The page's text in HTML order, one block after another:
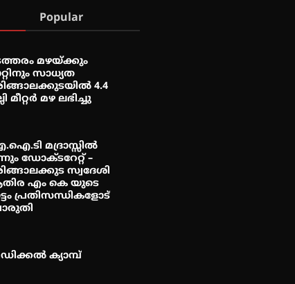
Popular
മഴയ്ക്കും
സാധ്യത
4.4
മീറ്റർ മഴ ലഭിച്ചു
മദ്രാസ്സിൽ
ഡോക്ടറേറ്റ് –
സ്വദേശി
എം കെ യുടെ
പ്രതിസന്ധികളോട്
ക്യാമ്പ്